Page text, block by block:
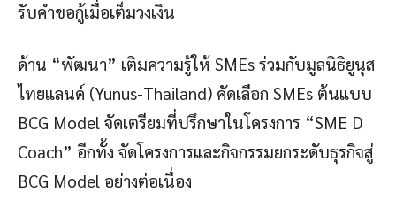
รับคำขอกู้เมื่อเต็มวงเงิน
ด้าน “พัฒนา” เติมความรู้ให้ SMEs ร่วมกับมูลนิธิยูนุส
ไทยแลนด์ (Yunus-Thailand) คัดเลือก SMEs ต้นแบบ
BCG Model จัดเตรียมที่ปรึกษาในโครงการ “SME D
Coach” อีกทั้ง จัดโครงการและกิจกรรมยกระดับธุรกิจสู่
BCG Model อย่างต่อเนื่อง